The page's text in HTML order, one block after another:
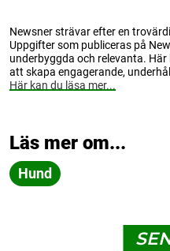
Newsner strävar efter en
Uppgifter som publiceras på
underbyggda och relevanta.
att skapa engagerande,
Här kan du läsa mer...
Läs mer om...
Hund